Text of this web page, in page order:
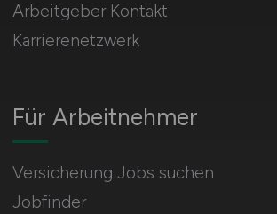
Für Arbeitnehmer
Versicherung Jobs suchen
Jobfinder
Arbeitgeber Kontakt
Karrierenetzwerk